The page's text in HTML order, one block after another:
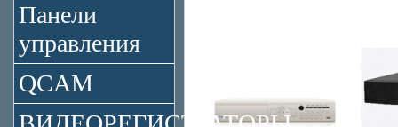
Панели
управления
QCAM